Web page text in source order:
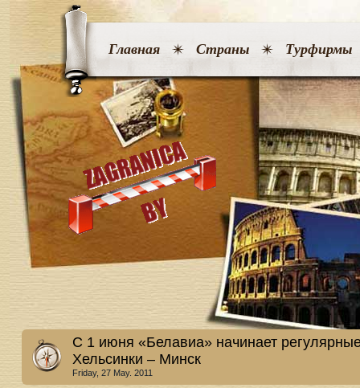
Главная Страны Турфирмы
C 1 июня «Белавиа» начинает
Хельсинки – Минск
Friday, 27 May. 2011